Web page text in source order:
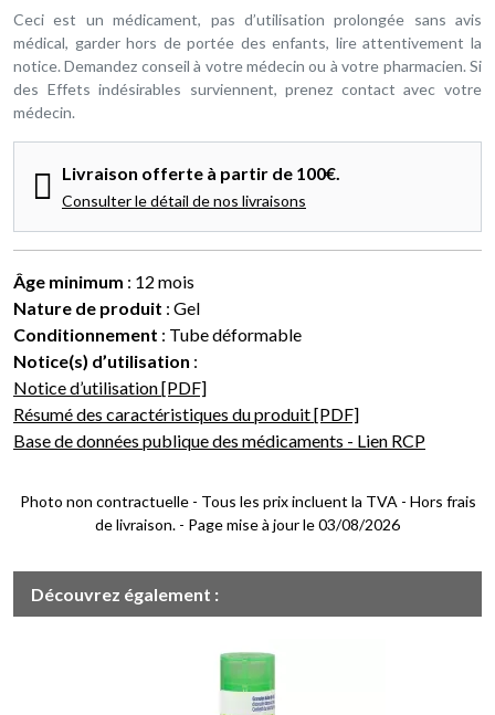
Ceci est un médicament, pas d’utilisation prolongée sans avis
médical, garder hors de portée des enfants, lire attentivement la
notice. Demandez conseil à votre médecin ou à votre pharmacien. Si
des Effets indésirables surviennent, prenez contact avec votre
médecin.
Livraison offerte à partir de 100€.
Consulter le détail de nos livraisons
Âge minimum : 12 mois
Nature de produit : Gel
Conditionnement : Tube déformable
Notice(s) d’utilisation :
Notice d’utilisation [PDF]
Résumé des caractéristiques du produit [PDF]
Base de données publique des médicaments - Lien RCP
Photo non contractuelle - Tous les prix incluent la TVA - Hors frais
de livraison. - Page mise à jour le 03/08/2026
Découvrez également :